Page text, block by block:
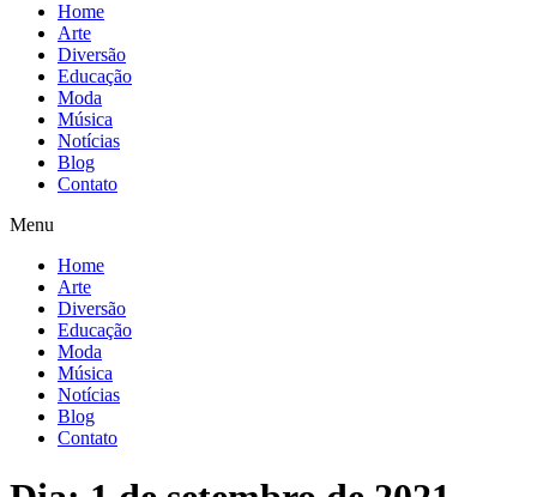
Home
Arte
Diversão
Educação
Moda
Música
Notícias
Blog
Contato
Menu
Home
Arte
Diversão
Educação
Moda
Música
Notícias
Blog
Contato